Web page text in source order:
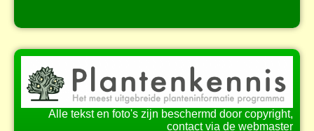
Alle tekst en foto's zijn beschermd door copyright,
contact via de webmaster